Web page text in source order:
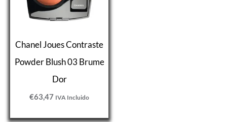
Chanel Joues Contraste
Powder Blush 03 Brume
Dor
€63,47 IVA Incluido